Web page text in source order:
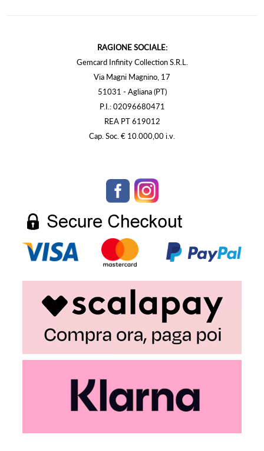
RAGIONE SOCIALE:
Gemcard Infinity Collection S.R.L.
Via Magni Magnino, 17
51031 - Agliana (PT)
P.I.: 02096680471
REA PT 619012
Cap. Soc. € 10.000,00 i.v.